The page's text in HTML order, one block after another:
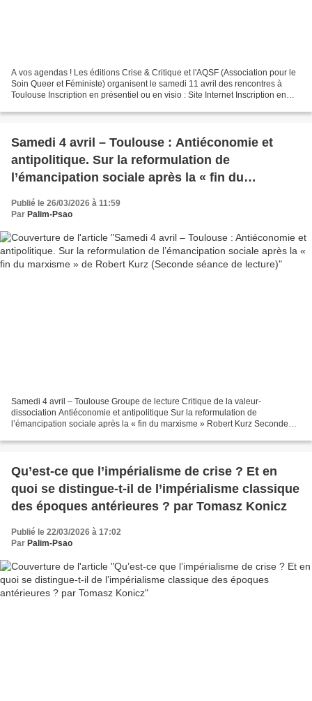
A vos agendas ! Les éditions Crise & Critique et l'AQSF (Association pour le
Soin Queer et Féministe) organisent le samedi 11 avril des rencontres à
Toulouse Inscription en présentiel ou en visio : Site Internet Inscription en
Samedi 4 avril – Toulouse : Antiéconomie et
antipolitique. Sur la reformulation de
l’émancipation sociale après la « fin du
marxisme » de Robert Kurz (Seconde séance de
lecture)
Publié le 26/03/2026 à 11:59
Par Palim-Psao
Samedi 4 avril – Toulouse Groupe de lecture Critique de la valeur-
dissociation Antiéconomie et antipolitique Sur la reformulation de
l’émancipation sociale après la « fin du marxisme » Robert Kurz Seconde
Qu’est-ce que l’impérialisme de crise ? Et en
quoi se distingue-t-il de l’impérialisme classique
des époques antérieures ? par Tomasz Konicz
Publié le 22/03/2026 à 17:02
Par Palim-Psao